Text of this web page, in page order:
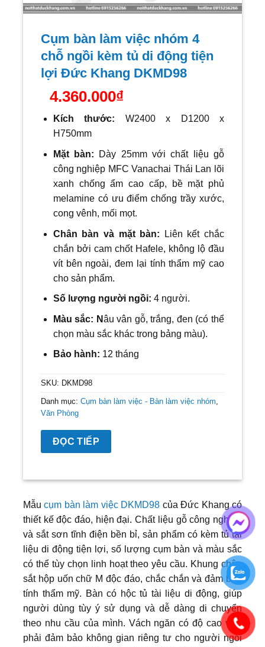
Cụm bàn làm việc nhóm 4
chỗ ngồi kèm tủ di động tiện
lợi Đức Khang DKMD98
4.360.000₫
Kích thước: W2400 x D1200 x
H750mm
Mặt bàn: Dày 25mm vớichất liệu gỗ
công nghiệp MFC Vanachai Thái Lan lõi
xanh chống ẩm cao cấp, bề mặt phủ
melamine có ưu điểm chống trầy xước,
cong vênh, mối mọt.
Chân bàn và mặt bàn: Liên kết chắc
chắn bởi cam chốt Hafele, không lộ đầu
vít bên ngoài, đem lại tính thẩm mỹ cao
cho sản phẩm.
Số lượng người ngồi: 4 người.
Màu sắc: Nâu vân gỗ, trắng, đen (có thể
chọn màu sắc khác trong bảng màu).
Bảo hành: 12 tháng
SKU: DKMD98
Danh mục: Cụm bàn làm việc - Bàn làm việc nhóm,
Văn Phòng
ĐỌC TIẾP
Mẫucụm bàn làm việc DKMD98 của Đức Khang có
thiết kế độc đáo, hiện đại. Chất liệu gỗ công nghiệp
và sắt sơn tĩnh điện bền bỉ, sản phẩm có kèm tủ tài
liệu di động tiện lợi, số lượng cụm bàn và màu sắc
có thể tùy chọn linh hoạt theo yêu cầu. Khung chân
sắt hộp uốn chữ M độc đáo, chắc chắn và đảm bảo
tính thẩm mỹ. Bàn có hộc tủ tài liệu di động, giúp
người dùng tùy ý sử dụng và dễ dàng di chuyển
theo nhu cầu của mình. Vách ngăn có độ cao vừa
phải đảm bảo không gian riêng tư cho người ngồi